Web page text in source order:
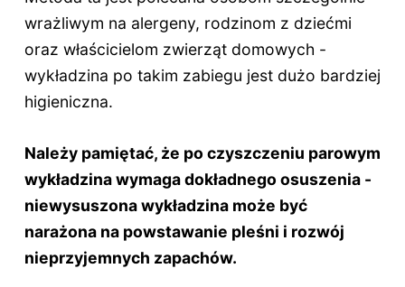
wrażliwym na alergeny, rodzinom z dziećmi
oraz właścicielom zwierząt domowych -
wykładzina po takim zabiegu jest dużo bardziej
higieniczna.
Należy pamiętać, że po czyszczeniu parowym
wykładzina wymaga dokładnego osuszenia -
niewysuszona wykładzina może być
narażona na powstawanie pleśni i rozwój
nieprzyjemnych zapachów.